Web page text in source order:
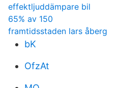
effektljuddämpare bil
65% av 150
framtidsstaden lars åberg
bK
OfzAt